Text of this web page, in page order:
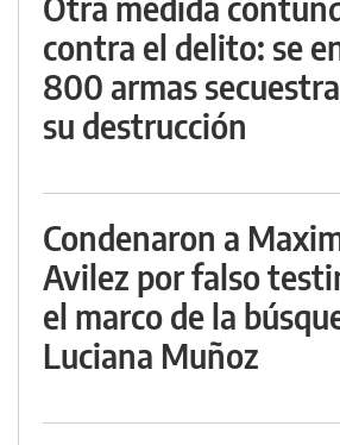
contra el delito: se
800 armas
su destrucción
Condenaron a
Avilez por falso
el marco de la
Luciana Muñoz